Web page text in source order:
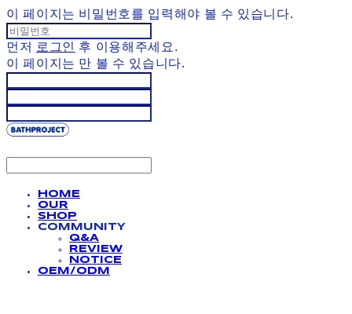
이 페이지는 비밀번호를 입력해야 볼 수 있습니다.
먼저 로그인 후 이용해주세요.
이 페이지는 만 볼 수 있습니다.
HOME
OUR
SHOP
COMMUNITY
Q&A
REVIEW
NOTICE
OEM/ODM